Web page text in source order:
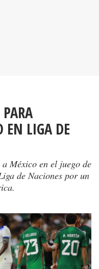
EN LIGA DE
México en el juego de
de Naciones por un